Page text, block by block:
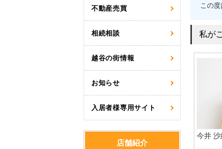
この
私が
今井 沙
不動産売買
相続相談
越谷の街情報
お知らせ
入居者様専用サイト
店舗紹介